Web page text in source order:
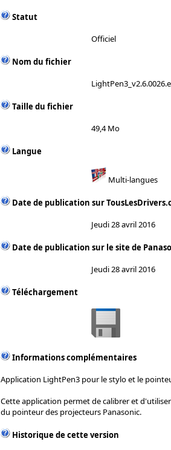
Statut
Officiel
Nom du fichier
Taille du fichier
49,4 Mo
Langue
Multi-langues
Date de publication sur
Jeudi 28 avril 2016
Date de publication sur le site de
Jeudi 28 avril 2016
Téléchargement
Informations complémentaires
Application LightPen3 pour le stylo et le
Cette application permet de calibrer et
du pointeur des projecteurs Panasonic.
Historique de cette version